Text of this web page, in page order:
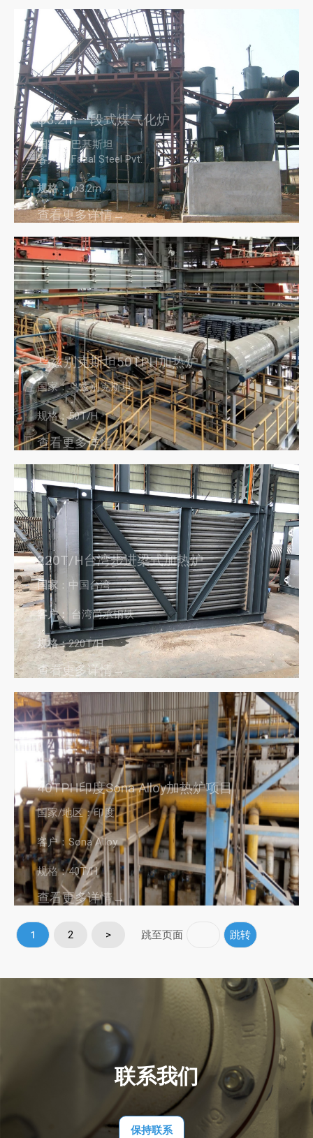
φ3.2m一段式煤气化炉
国家：巴基斯坦
客户： Fazal Steel Pvt.
规格：φ3.2m
查看更多详情→
乌兹别克斯坦50TPH加热炉
国家：乌兹别克斯坦
规格：50T/H
查看更多详情→
220T/H台湾步进梁式加热炉
国家：中国台湾
客户： 台湾尚承钢铁
规格：220T/H
查看更多详情→
40TPH印度Sona Alloy加热炉项目
国家/地区：印度
客户：Sona Alloy
规格：40T/H
查看更多详情→
1 2 > 跳至页面 跳转
联系我们
保持联系